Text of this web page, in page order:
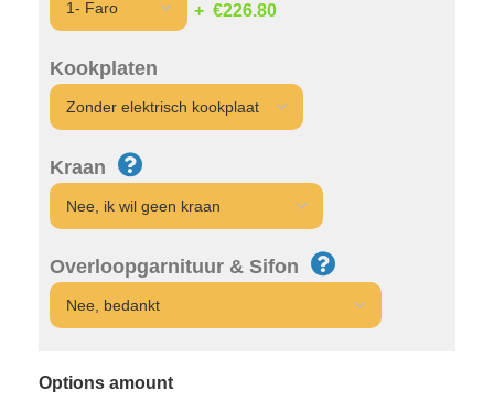
€226.80
Kookplaten
Kraan
Overloopgarnituur & Sifon
Options amount